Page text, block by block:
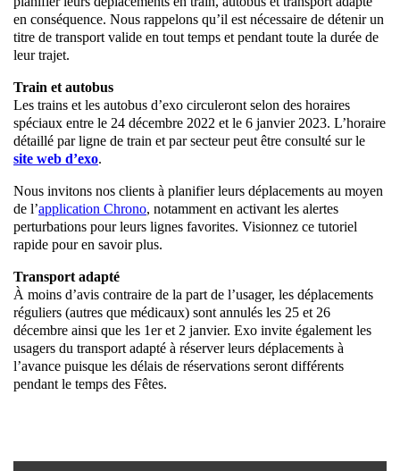
en conséquence. Nous rappelons qu’il est nécessaire de détenir un
titre de transport valide en tout temps et pendant toute la durée de
leur trajet.
Train et autobus
Les trains et les autobus d’exo circuleront selon des horaires
spéciaux entre le 24 décembre 2022 et le 6 janvier 2023. L’horaire
détaillé par ligne de train et par secteur peut être consulté sur le
site web d’exo.
Nous invitons nos clients à planifier leurs déplacements au moyen
de l’application Chrono, notamment en activant les alertes
perturbations pour leurs lignes favorites. Visionnez ce tutoriel
rapide pour en savoir plus.
Transport adapté
À moins d’avis contraire de la part de l’usager, les déplacements
réguliers (autres que médicaux) sont annulés les 25 et 26
décembre ainsi que les 1er et 2 janvier. Exo invite également les
usagers du transport adapté à réserver leurs déplacements à
l’avance puisque les délais de réservations seront différents
pendant le temps des Fêtes.